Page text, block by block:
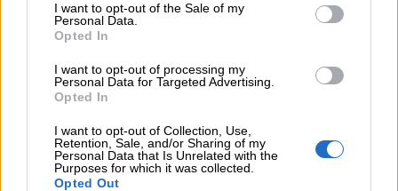
I want to opt-out of the Sale of my
Personal Data.
Opted In
I want to opt-out of processing my
Personal Data for Targeted Advertising.
Opted In
I want to opt-out of Collection, Use,
Retention, Sale, and/or Sharing of my
Personal Data that Is Unrelated with the
Purposes for which it was collected.
Opted Out
Στέλιος Λιανός – INTERAMERICAN / Αθηναϊκή Γενική Κλινική
Η γαλλική «ψήφος» στο «καλώδιο» και τα συμφέροντα, οι
Βαρδινογιάννη- Εξάρχου και ο διπλασιασμός των κερδών της